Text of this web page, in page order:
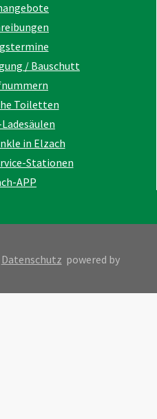
/ Bauschutt
Toiletten
in Elzach
Stationen
APP
Datenschutz powered by